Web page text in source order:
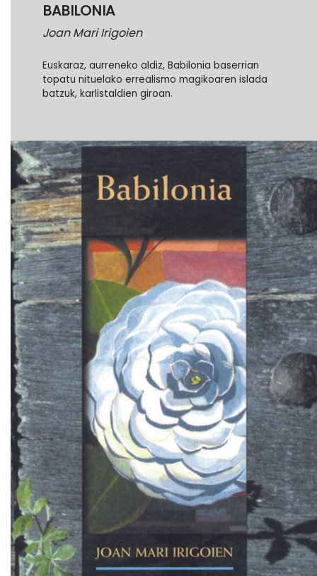
BABILONIA
Joan Mari Irigoien
Euskaraz, aurreneko aldiz, Babilonia baserrian
topatu nituelako errealismo magikoaren islada
batzuk, karlistaldien giroan.